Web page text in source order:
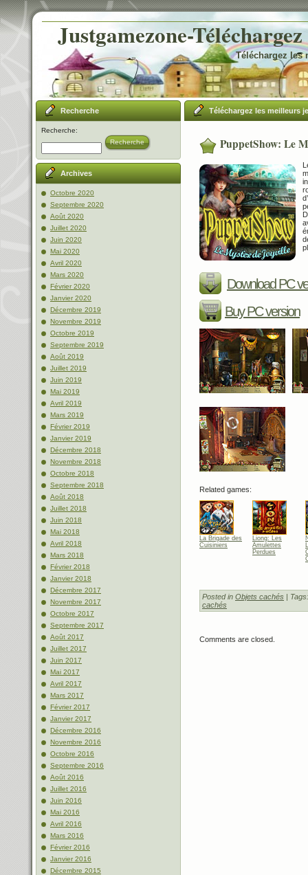
Justgamezone-
Téléchargez les
Recherche
Recherche:
Recherche
Archives
Octobre 2020
Septembre 2020
Août 2020
Juillet 2020
Juin 2020
Mai 2020
Avril 2020
Mars 2020
Février 2020
Janvier 2020
Décembre 2019
Novembre 2019
Octobre 2019
Septembre 2019
Août 2019
Juillet 2019
Juin 2019
Mai 2019
Avril 2019
Mars 2019
Février 2019
Janvier 2019
Décembre 2018
Novembre 2018
Octobre 2018
Septembre 2018
Août 2018
Juillet 2018
Juin 2018
Mai 2018
Avril 2018
Mars 2018
Février 2018
Janvier 2018
Décembre 2017
Novembre 2017
Octobre 2017
Septembre 2017
Août 2017
Juillet 2017
Juin 2017
Mai 2017
Avril 2017
Mars 2017
Février 2017
Janvier 2017
Décembre 2016
Novembre 2016
Octobre 2016
Septembre 2016
Août 2016
Juillet 2016
Juin 2016
Mai 2016
Avril 2016
Mars 2016
Février 2016
Janvier 2016
Décembre 2015
Téléchargez les meilleurs
PuppetShow: Le
Download PC
Buy PC version
Related games:
La Brigade des
Cuisiniers
Liong: Les
Amulettes
Perdues
Posted in Objets cachés |
cachés
Comments are closed.